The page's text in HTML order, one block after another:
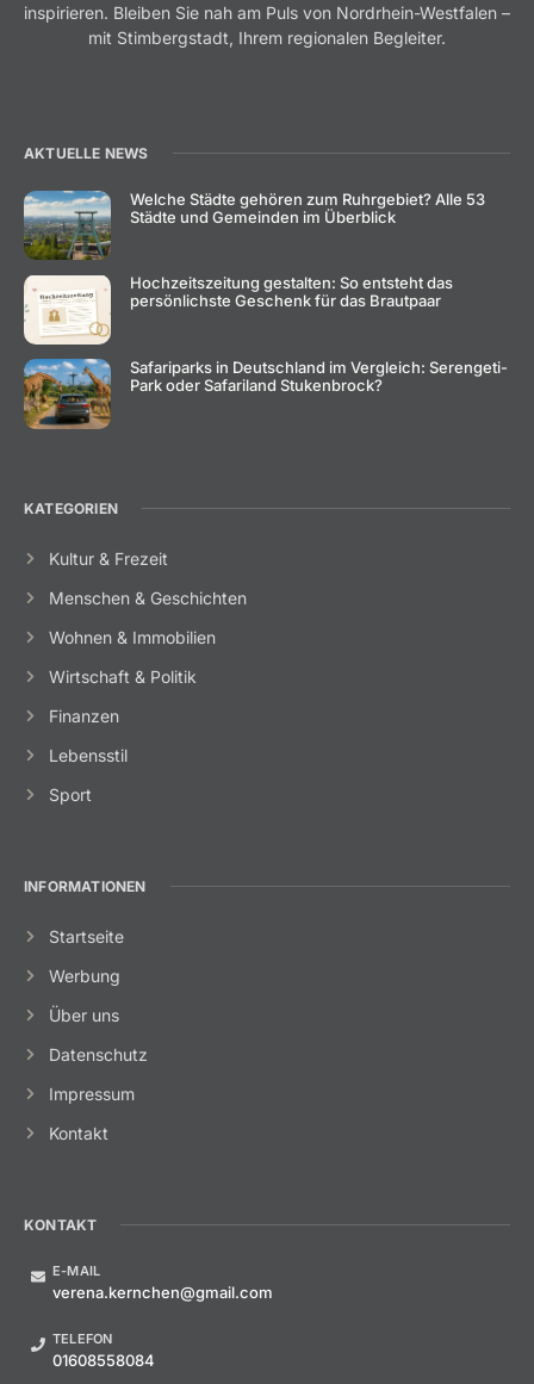
inspirieren. Bleiben Sie nah am Puls von Nordrhein-Westfalen –
mit Stimbergstadt, Ihrem regionalen Begleiter.
AKTUELLE NEWS
Welche Städte gehören zum Ruhrgebiet? Alle 53
Städte und Gemeinden im Überblick
Hochzeitszeitung gestalten: So entsteht das
persönlichste Geschenk für das Brautpaar
Safariparks in Deutschland im Vergleich: Serengeti-
Park oder Safariland Stukenbrock?
KATEGORIEN
Kultur & Frezeit
Menschen & Geschichten
Wohnen & Immobilien
Wirtschaft & Politik
Finanzen
Lebensstil
Sport
INFORMATIONEN
Startseite
Werbung
Über uns
Datenschutz
Impressum
Kontakt
KONTAKT
E-MAIL
verena.kernchen@gmail.com
TELEFON
01608558084